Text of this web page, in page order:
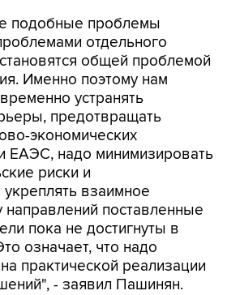
подобные проблемы
отдельного
общей проблемой
Именно поэтому нам
устранять
предотвращать
экономических
ЕАЭС, надо минимизировать
риски и
взаимное
поставленные
пока не достигнуты в
означает, что надо
практической реализации
- заявил Пашинян.